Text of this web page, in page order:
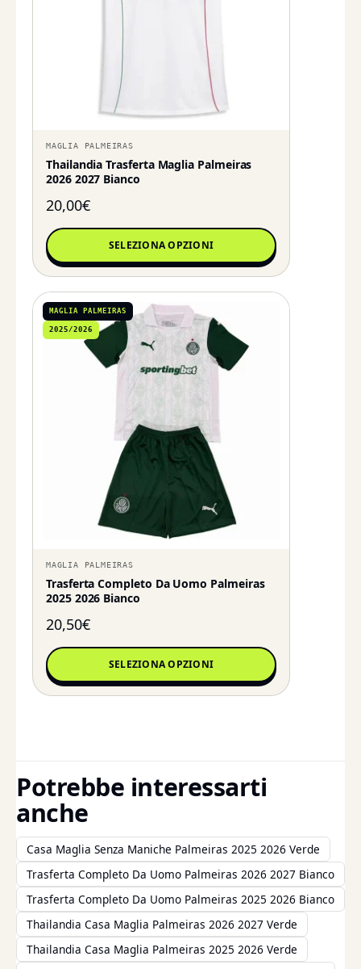
MAGLIA PALMEIRAS
Thailandia Trasferta Maglia Palmeiras
2026 2027 Bianco
20,00€
SELEZIONA OPZIONI
MAGLIA PALMEIRAS
2025/2026
MAGLIA PALMEIRAS
Trasferta Completo Da Uomo Palmeiras
2025 2026 Bianco
20,50€
SELEZIONA OPZIONI
Potrebbe interessarti
anche
Casa Maglia Senza Maniche Palmeiras 2025 2026 Verde
Trasferta Completo Da Uomo Palmeiras 2026 2027 Bianco
Trasferta Completo Da Uomo Palmeiras 2025 2026 Bianco
Thailandia Casa Maglia Palmeiras 2026 2027 Verde
Thailandia Casa Maglia Palmeiras 2025 2026 Verde